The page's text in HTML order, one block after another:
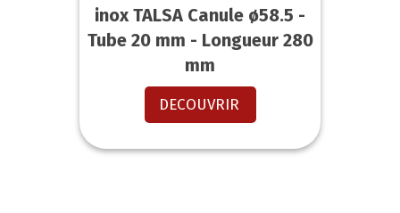
inox TALSA Canule ø58.5 -
Tube 20 mm - Longueur 280
mm
DECOUVRIR